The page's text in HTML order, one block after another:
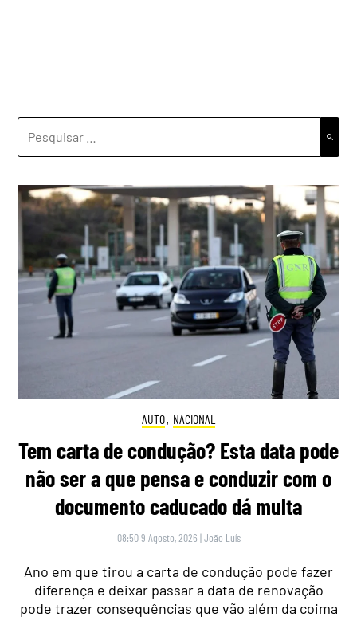
POR:
AUTO, NACIONAL
Tem carta de condução? Esta data pode
não ser a que pensa e conduzir com o
documento caducado dá multa
08:50 9 Agosto, 2026 |João Luís
Ano em que tirou a carta de condução pode fazer
diferença e deixar passar a data de renovação
pode trazer consequências que vão além da coima